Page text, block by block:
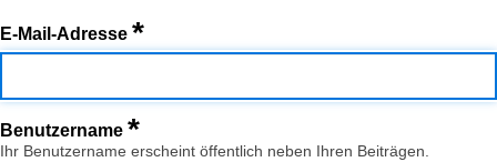
E-Mail-Adresse *
Benutzername *
Ihr Benutzername erscheint öffentlich neben Ihren Beiträgen.